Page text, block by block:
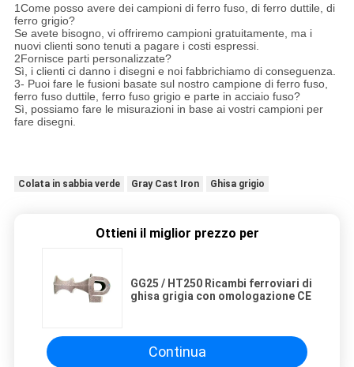
1Come posso avere dei campioni di ferro fuso, di ferro duttile, di
ferro grigio?
Se avete bisogno, vi offriremo campioni gratuitamente, ma i
nuovi clienti sono tenuti a pagare i costi espressi.
2Fornisce parti personalizzate?
Sì, i clienti ci danno i disegni e noi fabbrichiamo di conseguenza.
3- Puoi fare le fusioni basate sul nostro campione di ferro fuso,
ferro fuso duttile, ferro fuso grigio e parte in acciaio fuso?
Sì, possiamo fare le misurazioni in base ai vostri campioni per
fare disegni.
Colata in sabbia verde Gray Cast Iron Ghisa grigio
Ottieni il miglior prezzo per
GG25 / HT250 Ricambi ferroviari di
ghisa grigia con omologazione CE
Continua